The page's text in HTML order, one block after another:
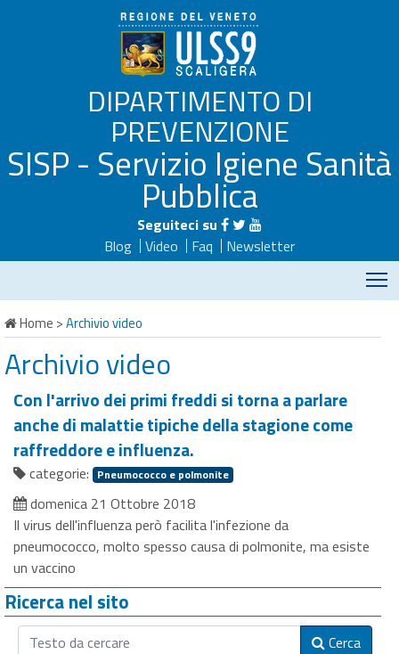
DIPARTIMENTO DI
PREVENZIONE
SISP - Servizio Igiene Sanità
Pubblica
Seguiteci su
Blog
Video Faq
Newsletter
Home >Archivio video
Archivio video
Con l'arrivo dei primi freddi si torna a parlare
anche di malattie tipiche della stagione come
raffreddore e influenza.
categorie: Pneumococco e polmonite
domenica 21 Ottobre 2018
Il virus dell'influenza però facilita l'infezione da
pneumococco, molto spesso causa di polmonite, ma esiste
un vaccino
Ricerca nel sito
Cerca